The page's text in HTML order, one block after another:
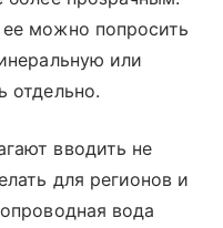
можно попросить
или
отдельно.
вводить не
для регионов и
вода